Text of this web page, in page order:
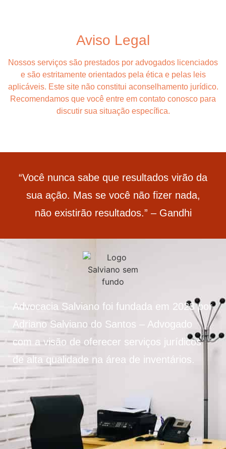
Aviso Legal
Nossos serviços são prestados por advogados licenciados
e são estritamente orientados pela ética e pelas leis
aplicáveis. Este site não constitui aconselhamento jurídico.
Recomendamos que você entre em contato conosco para
discutir sua situação específica.
“Você nunca sabe que resultados virão da
sua ação. Mas se você não fizer nada,
não existirão resultados.” – Gandhi
Advocacia Salviano foi fundada em 2023 por
Adriano Salviano do Santos – Advogado
com a visão de oferecer serviços jurídicos
de alta qualidade na área de inventários.